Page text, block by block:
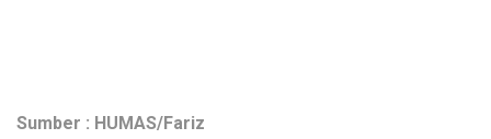
Sumber : HUMAS/Fariz